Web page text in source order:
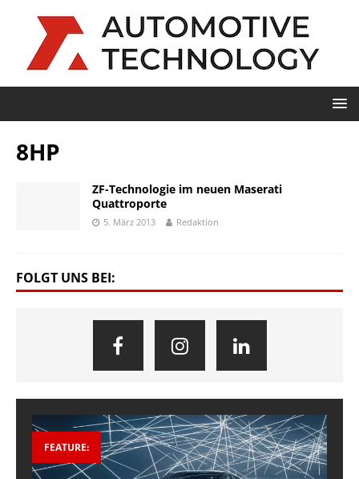
8HP
ZF-Technologie im neuen Maserati
Quattroporte
5. März 2013 Redaktion
FOLGT UNS BEI:
FEATURE: